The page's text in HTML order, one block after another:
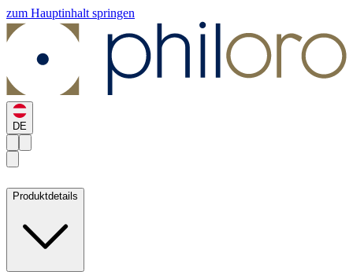
zum Hauptinhalt springen
DE
Produktdetails